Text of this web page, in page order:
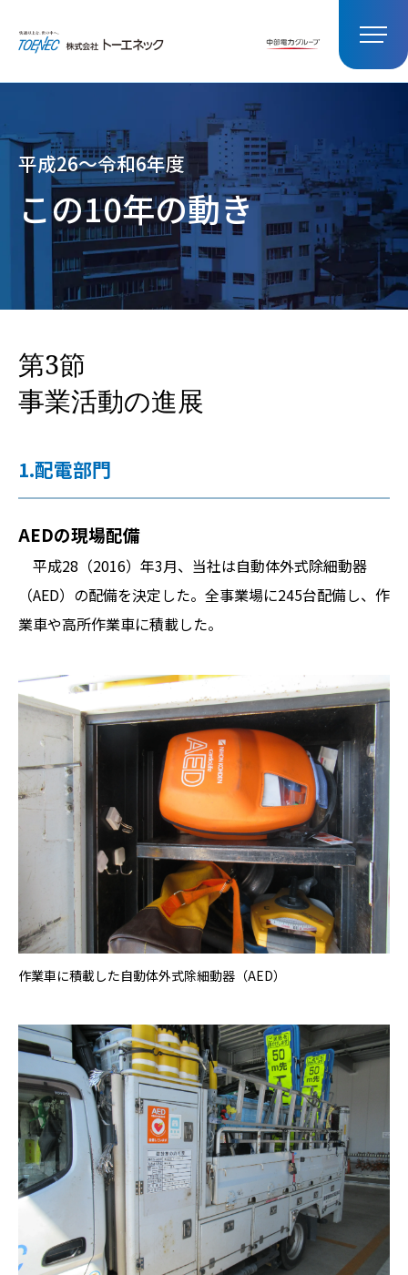
平成26～令和6年度
この10年の動き
第3節
事業活動の進展
1.配電部門
AEDの現場配備
平成28（2016）年3月、当社は自動体外式除細動器
（AED）の配備を決定した。全事業場に245台配備し、作
業車や高所作業車に積載した。
作業車に積載した自動体外式除細動器（AED）